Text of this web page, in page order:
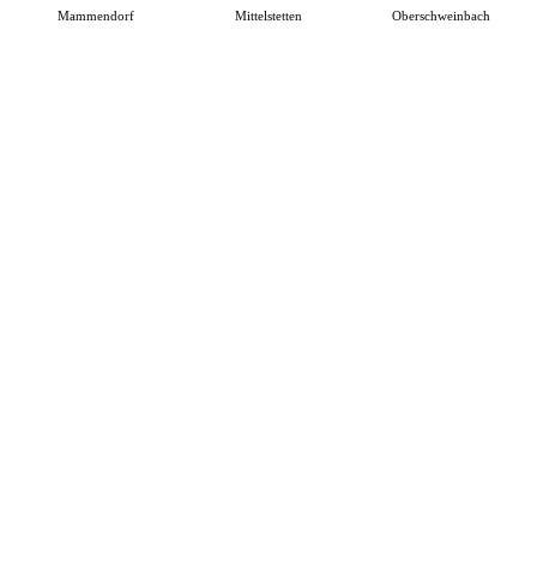
Mammendorf Mittelstetten Oberschweinbach